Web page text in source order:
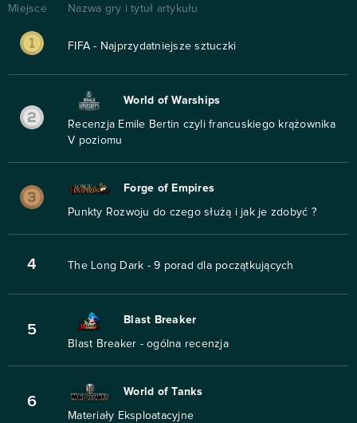
Miejsce Nazwa gry i tytuł artykułu
FIFA - Najprzydatniejsze sztuczki
World of Warships
Recenzja Emile Bertin czyli francuskiego krążownika
V poziomu
Forge of Empires
Punkty Rozwoju do czego służą i jak je zdobyć ?
4 The Long Dark - 9 porad dla początkujących
5
Blast Breaker
Blast Breaker - ogólna recenzja
6
World of Tanks
Materiały Eksploatacyjne